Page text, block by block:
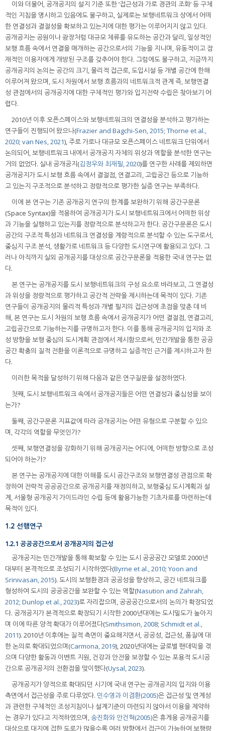
이와 더불어, 공개공지의 설지 기준 또한 ‘접근성과 가로 경관의 조화’ 등 구체
적인 지침을 명시하고 있음에도 불구하고, 실제로는 보행네트워크 상에서 어떠
한 연결성과 결절성을 확보하고 있는지에 대한 평가는 이루어지지 않고 있다.
공개공지는 공원이나 광장처럼 대규모 체류를 유도하는 공간과 달리, 일상적인
보행 흐름 속에서 연결을 매개하는 공간으로서의 기능을 지니며, 유동적이고 잠
재적인 이용자에게 개방된 구조를 갖추어야 한다. 그럼에도 불구하고, 지금까지
공개공지의 논의는 공간의 크기, 물리적 접근로, 도입시설 등 개별 공간에 한해
이루어져 왔으며, 도시 차원에서 보행 흐름과의 네트워크적 관계 즉, 보행연결
성 관점에서의 공개공지에 대한 구체적인 평가와 입지전략 수립은 찾아보기 어
렵다.
2010년 이후 오픈스페이스와 보행네트워크의 연결성을 분석하고 평가하는
연구들이 진행되어 왔으나(Frazier and Bagchi-Sen, 2015; Thorne et al.,
2020; van Nes, 2021), 주로 가로나 대규모 오픈스페이스 네트워크 단위에서
논의되어, 보행네트워크 내에서 공개공지 자체의 위상과 역할을 분석한 연구는
거의 없었다. 실내 공개공지(김정우와 최재필, 2020)를 연구한 사례를 제외하면
공개공지가 도시 보행 흐름 속에서 결절점, 연결고리, 고립공간 등으로 기능하
고 있는지 구조적으로 분석하고 정량적으로 평가한 실증 연구는 부족하다.
이에 본 연구는 기존 공개공지 연구의 한계를 보완하기 위해 공간구문론
(Space Syntax)을 적용하여 공개공지가 도시 보행네트워크에서 어떠한 위상
과 기능을 실행하고 있는지를 정량적으로 분석하고자 한다. 공간구문론은 도시
공간의 구조적 특성과 네트워크 연결성을 계량적으로 분석할 수 있는 도구로서,
중심지 구조 분석, 생활가로 네트워크 등 다양한 도시연구에 활용되고 있다. 그
러나 아직까지 실외 공개공지를 대상으로 공간구문론을 적용한 국내 연구는 없
다.
본 연구는 공개공지를 도시 보행네트워크의 구성 요소로 바라보고, 그 연결성
과 위상을 정량적으로 평가하고 공간적 전략을 제시하는데 목적이 있다. 기존
연구들이 공개공지의 물리적 특성과 개별 필지의 접근성에 초점을 맞춘 데 비
해, 본 연구는 도시 차원의 보행 흐름 속에서 공개공지가 어떤 결절점, 연결고리,
고립공간으로 기능하는지를 규명하고자 한다. 이를 통해 공개공지의 입지와 조
성 방향을 보행 중심의 도시계획 관점에서 제시함으로써, 민간개발을 통한 공공
공간 확충의 질적 전환을 이론적으로 규명하고 실증적인 근거를 제시하고자 한
다.
이러한 목적을 달성하기 위해 다음과 같은 연구질문을 설정하였다.
첫째, 도시 보행네트워크 속에서 공개공지들은 어떤 연결성과 중심성을 보이
는가?
둘째, 공간구문론 지표값에 따라 공개공지는 어떤 유형으로 구분할 수 있으
며, 각각의 역할을 무엇인가?
셋째, 보행연결성을 강화하기 위해 공개공지는 어디에, 어떠한 방향으로 조성
되어야 하는가?
본 연구는 공개공지에 대한 이해를 도시 공간구조와 보행연결성 관점으로 확
장하여 전략적 공공공간으로 공개공지를 재정의하고, 보행중심 도시계획과 설
계, 서울형 공개공지 가이드라인 수립 등에 활용가능한 기초자료를 마련하는데
목적이 있다.
1.2 선행연구
1.2.1 공공공간으로서 공개공지의 접근성
공개공지는 민간개발을 통해 확보할 수 있는 도시 공공공간 모델로 2000년
대부터 본격적으로 조성되기 시작하였다(Byrne et al., 2010; Yoon and
Srinivasan, 2015). 도시의 보행환경과 공공성을 향상하고, 공간 네트워크를
형성하여 도시의 공공공간을 보완할 수 있는 역할(Nasution and Zahrah,
2012; Dunlop et al., 2023)로 자리잡으며, 공공공간으로서의 논의가 확장되었
다. 공개공지가 본격적으로 확장되기 시작한 2000년대에는 도시밀도가 높아지
며 이에 따른 양적 확대가 이루어졌다(Smithsimon, 2008; Schmidt et al.,
2011). 2010년 이후에는 질적 측면이 중요해지면서, 공공성, 접근성, 품질에 대
한 논의로 확대되었으며(Carmona, 2019), 2020년대에는 글로벌 팬데믹을 겪
으며 다양한 활동과 이벤트 지원, 건강과 안전을 보장할 수 있는 포용적 도시공
간으로 공개공지의 전환점을 맞이했다(Uysal, 2023).
공개공지가 양적으로 확대되던 시기에 국내 연구는 공개공지의 입지와 이용
측면에서 접근성을 주로 다루었다. 민수영과 이겸환(2005)은 접근성 및 연계성
과 관련한 구체적인 조성지침이나 설계기준이 마련되지 않아서 이용을 제약하
는 경우가 있다고 지적하였으며,송진화와 안건혁(2005)은 휴게용 공개공지를
대상으로 대지에 접한 도로가 많을수록 여러 방향에서 접근이 가능하여 보행량